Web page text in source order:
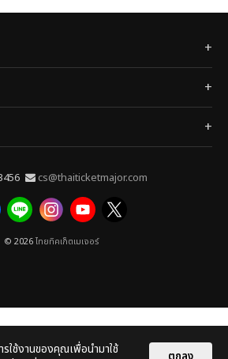
cs@thaiticketmajor.com
© 2026ไทยทิคเก็ตเมเจอร์
ใช้งานของคุณเพื่อนำมาใช้